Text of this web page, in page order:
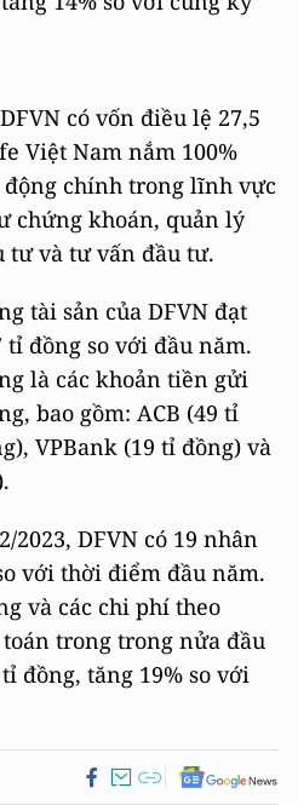
có vốn điều lệ 27,5
Việt Nam nắm 100%
động chính trong lĩnh vực
chứng khoán, quản lý
tư và tư vấn đầu tư.
tài sản của DFVN đạt
tỉ đồng so với đầu năm.
là các khoản tiền gửi
bao gồm: ACB (49 tỉ
VPBank (19 tỉ đồng) và
DFVN có 19 nhân
với thời điểm đầu năm.
và các chi phí theo
trong trong nửa đầu
đồng, tăng 19% so với